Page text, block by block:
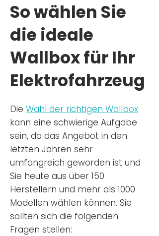
So wählen Sie
die ideale
Wallbox für Ihr
Elektrofahrzeug
Die Wahl der richtigen Wallbox
kann eine schwierige Aufgabe
sein, da das Angebot in den
letzten Jahren sehr
umfangreich geworden ist und
Sie heute aus über 150
Herstellern und mehr als 1000
Modellen wählen können. Sie
sollten sich die folgenden
Fragen stellen: